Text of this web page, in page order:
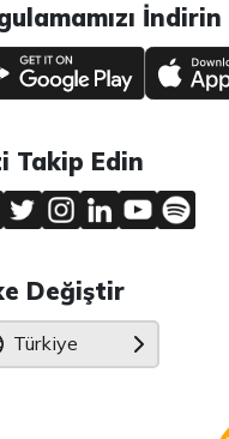
İndirin
Takip Edin
Değiştir
Türkiye